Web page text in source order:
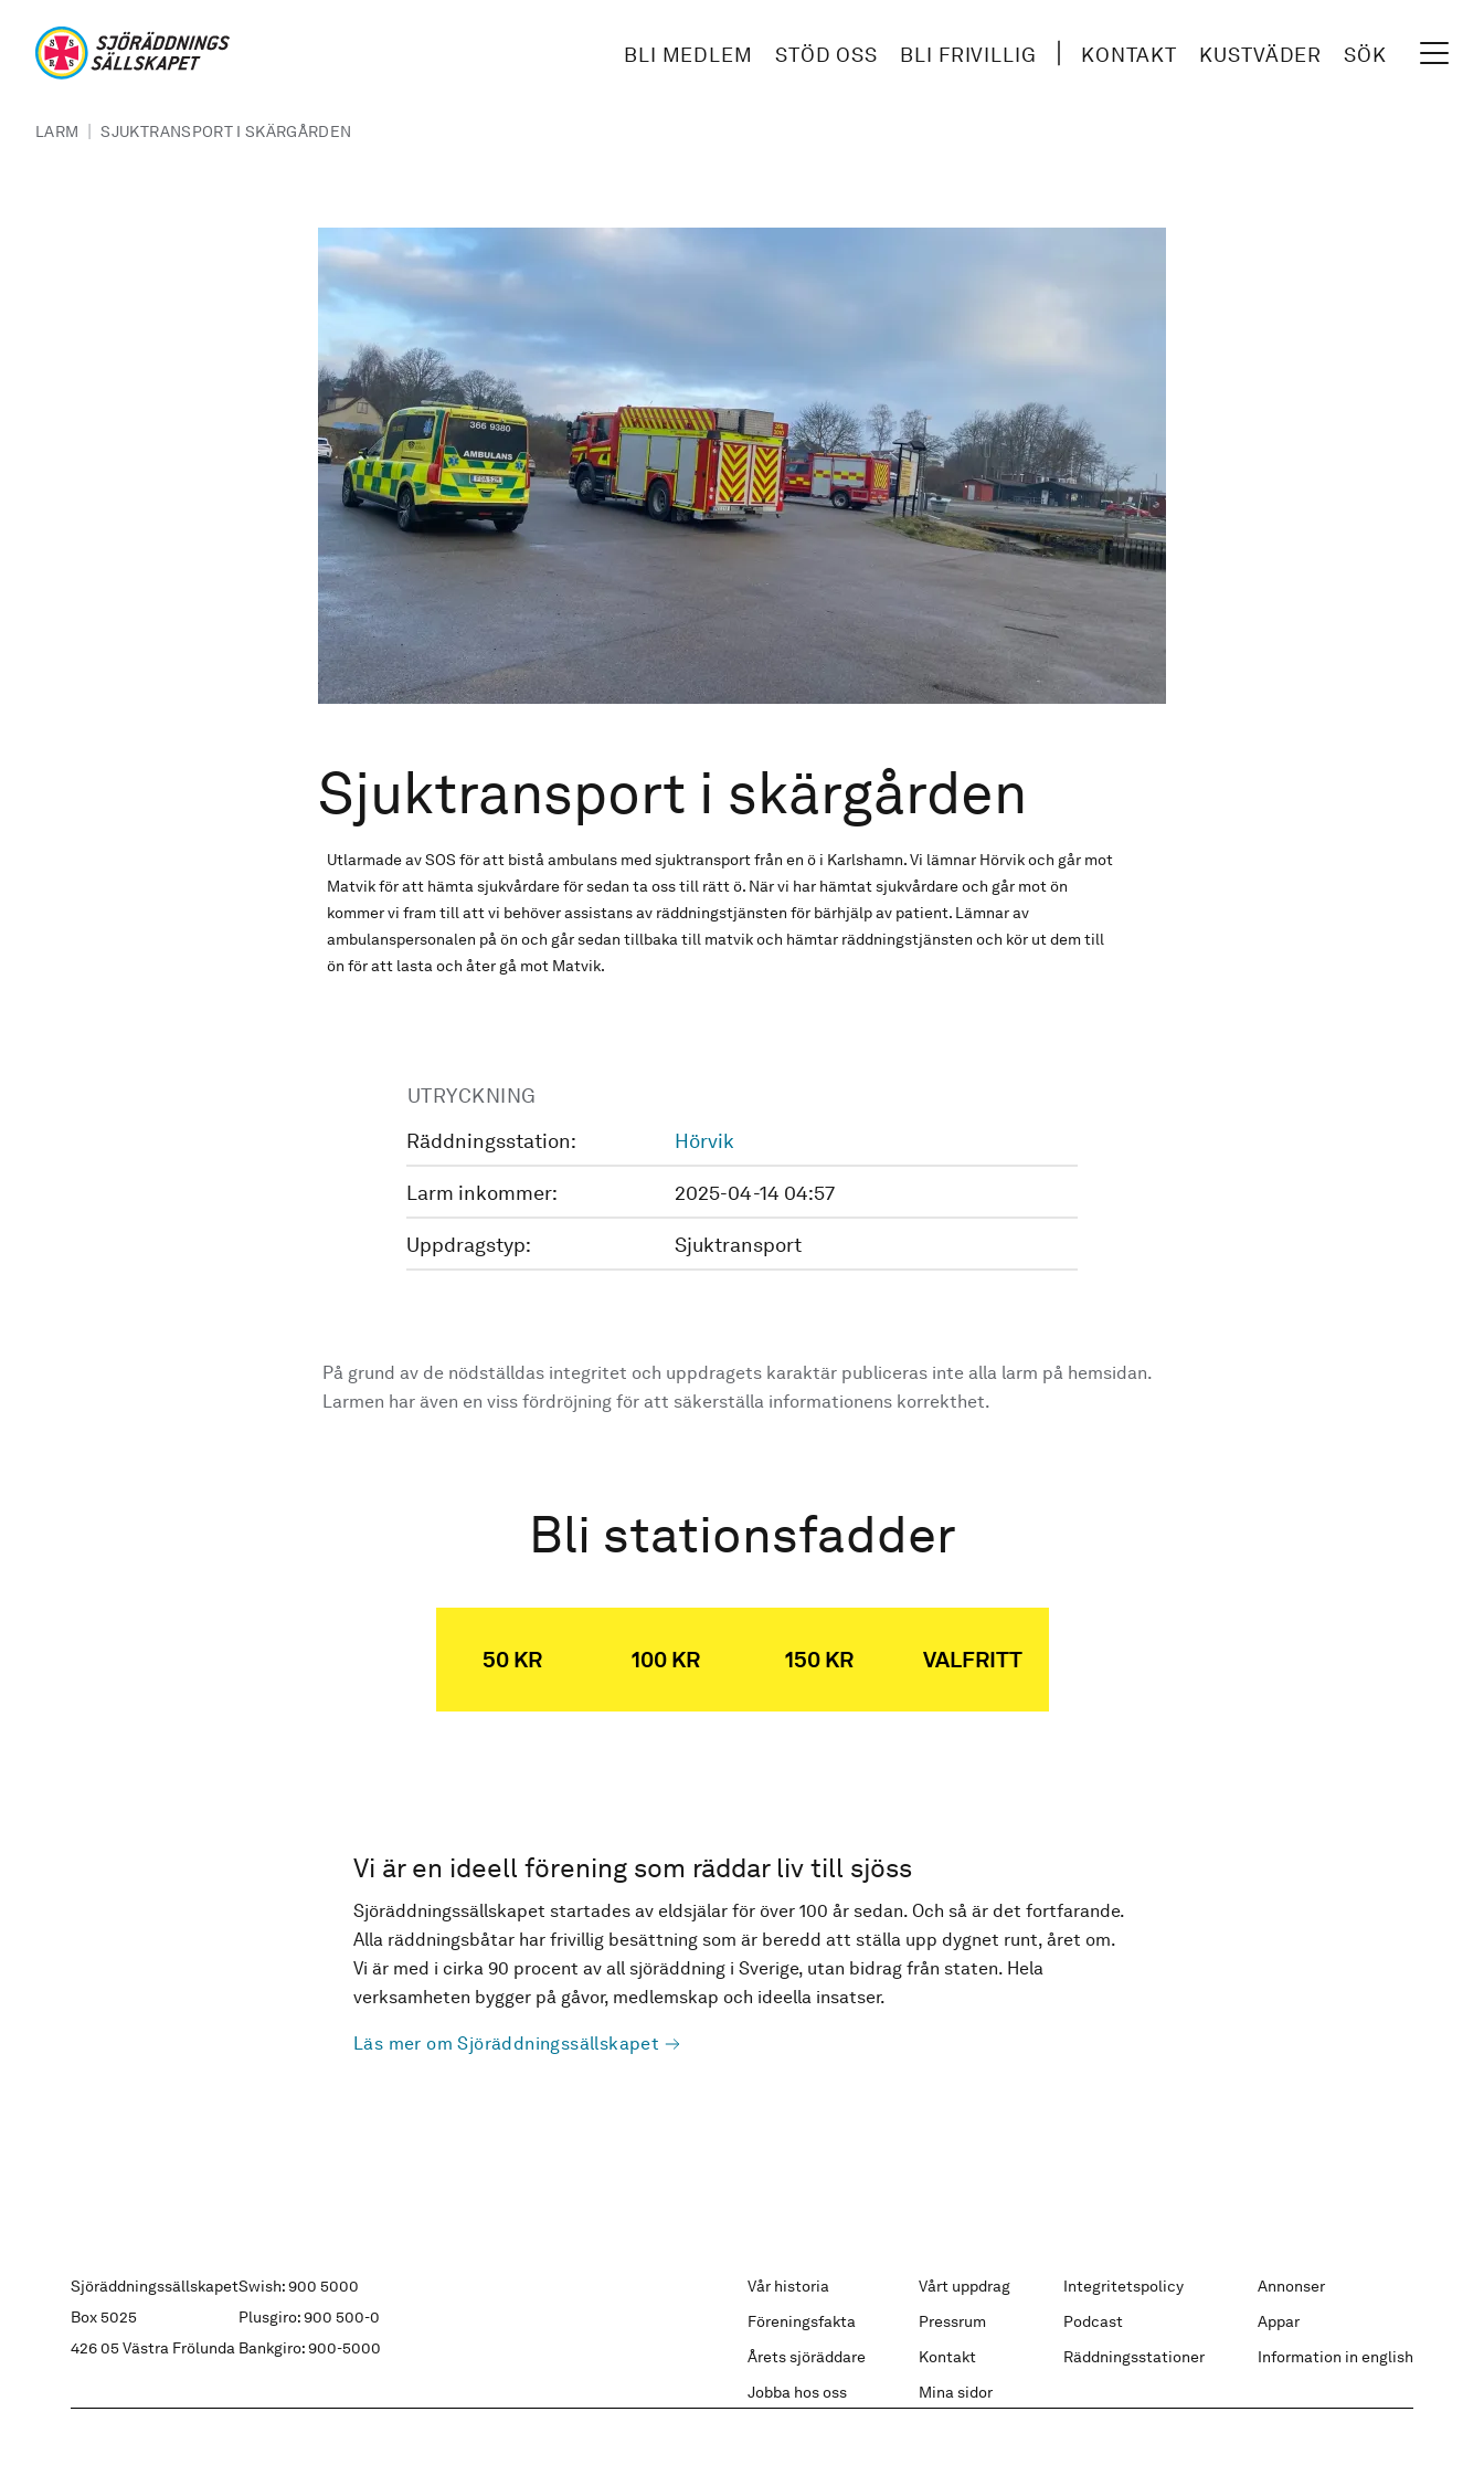
BLI MEDLEM STÖD OSS BLI FRIVILLIG KONTAKT KUSTVÄDER SÖK
LARM | SJUKTRANSPORT I SKÄRGÅRDEN
Sjuktransport i skärgården
Utlarmade av SOS för att bistå ambulans med sjuktransport från en ö i Karlshamn. Vi lämnar Hörvik och går mot
Matvik för att hämta sjukvårdare för sedan ta oss till rätt ö. När vi har hämtat sjukvårdare och går mot ön
kommer vi fram till att vi behöver assistans av räddningstjänsten för bärhjälp av patient. Lämnar av
ambulanspersonalen på ön och går sedan tillbaka till matvik och hämtar räddningstjänsten och kör ut dem till
ön för att lasta och åter gå mot Matvik.
UTRYCKNING
Räddningsstation:
Hörvik
Larm inkommer: 2025-04-14 04:57
Uppdragstyp: Sjuktransport
På grund av de nödställdas integritet och uppdragets karaktär publiceras inte alla larm på hemsidan.
Larmen har även en viss fördröjning för att säkerställa informationens korrekthet.
Bli stationsfadder
50 KR 100 KR 150 KR VALFRITT
Vi är en ideell förening som räddar liv till sjöss
Sjöräddningssällskapet startades av eldsjälar för över 100 år sedan. Och så är det fortfarande.
Alla räddningsbåtar har frivillig besättning som är beredd att ställa upp dygnet runt, året om.
Vi är med i cirka 90 procent av all sjöräddning i Sverige, utan bidrag från staten. Hela
verksamheten bygger på gåvor, medlemskap och ideella insatser.
Läs mer om Sjöräddningssällskapet
Sjöräddningssällskapet
Box 5025
426 05 Västra Frölunda
Swish: 900 5000
Plusgiro: 900 500-0
Bankgiro: 900-5000
Vår historia Vårt uppdrag Integritetspolicy
Annonser
Föreningsfakta
Pressrum Podcast
Appar
Årets sjöräddare
Kontakt Räddningsstationer
Information in english
Jobba hos oss
Mina sidor